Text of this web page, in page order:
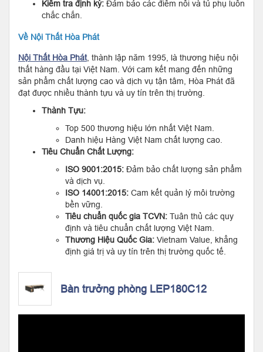
Kiểm tra định kỳ: Đảm bảo các điểm nối và tủ phụ luôn
chắc chắn.
Về Nội Thất Hòa Phát
Nội Thất Hòa Phát, thành lập năm 1995, là thương hiệu nội
thất hàng đầu tại Việt Nam. Với cam kết mang đến những
sản phẩm chất lượng cao và dịch vụ tận tâm, Hòa Phát đã
đạt được nhiều thành tựu và uy tín trên thị trường.
Thành Tựu:
Top 500 thương hiệu lớn nhất Việt Nam.
Danh hiệu Hàng Việt Nam chất lượng cao.
Tiêu Chuẩn Chất Lượng:
ISO 9001:2015: Đảm bảo chất lượng sản phẩm
và dịch vụ.
ISO 14001:2015: Cam kết quản lý môi trường
bền vững.
Tiêu chuẩn quốc gia TCVN: Tuân thủ các quy
định và tiêu chuẩn chất lượng Việt Nam.
Thương Hiệu Quốc Gia: Vietnam Value, khẳng
định giá trị và uy tín trên thị trường quốc tế.
Bàn trưởng phòng LEP180C12